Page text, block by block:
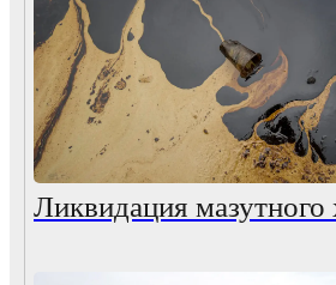
Ликвидация мазутного